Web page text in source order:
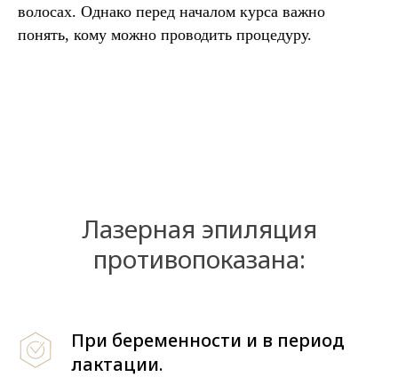
волосах. Однако перед началом курса важно
понять, кому можно проводить процедуру.
Лазерная эпиляция
противопоказана:
При беременности и в период
лактации.